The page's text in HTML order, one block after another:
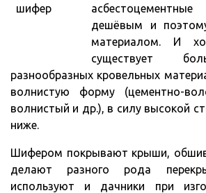
дешёвым и
материалом. И
существует
разнообразных кровельных
волнистую форму (цементно-
волнистый и др.), в силу высокой
ниже.
Шифером покрывают крыши,
делают разного рода
используют и дачники при